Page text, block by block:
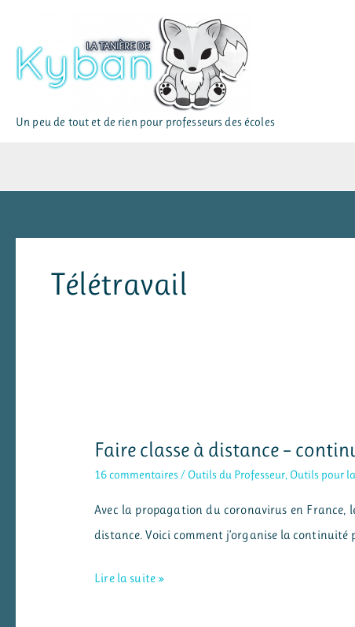
contenu
Un peu de tout et de rien pour professeurs des écoles
Télétravail
Faire classe à distance –
16 commentaires/ Outils du Professeur, Outils pour
Avec la propagation du coronavirus en France,
distance. Voici comment j’organise la continuité
Faire
Lire la suite »